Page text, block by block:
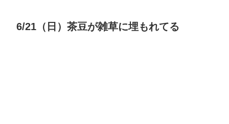
6/21（日）茶豆が雑草に埋もれてる